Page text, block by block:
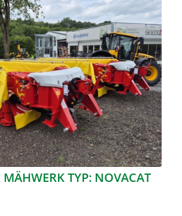
MÄHWERK TYP: NOVACAT